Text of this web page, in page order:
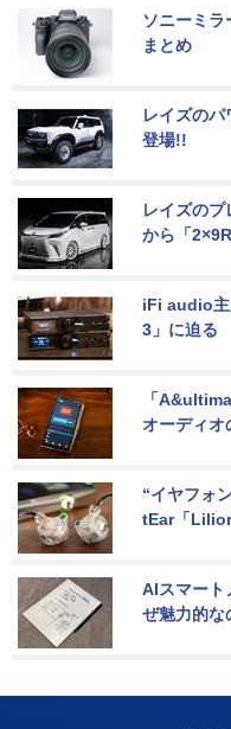
ソニーミ
まとめ
レイズの
登場!!
レイズの
から「
iFi audio主
3」に迫る
「
オーディオ
“イヤフォ
tEar「
AIスマート
ぜ魅力的な